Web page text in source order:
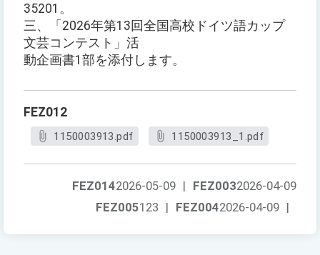
35201。
三、「2026年第13回全国高校ドイツ語カップ
文芸コンテスト」活
動企画書1部を添付します。
FEZ012
1150003913.pdf 1150003913_1.pdf
FEZ0032026-04-09
FEZ0142026-05-09 |
FEZ0042026-04-09 |
FEZ005123 |